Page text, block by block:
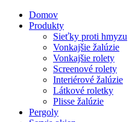
Domov
Produkty
Sieťky proti hmyzu
Vonkajšie žalúzie
Vonkajšie rolety
Screenové rolety
Interiérové žalúzie
Látkové roletky
Plisse žalúzie
Pergoly